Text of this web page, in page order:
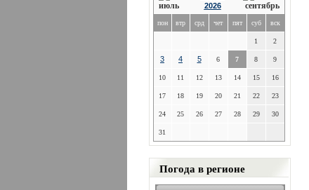
2026
пон втр срд чет пят суб вск
1 2
3 4 5 6 7 8 9
10 11 12 13 14 15 16
17 18 19 20 21 22 23
24 25 26 27 28 29 30
31
Погода в регионе